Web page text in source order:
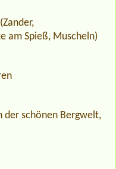
am Spieß, Muscheln)
der schönen Bergwelt,